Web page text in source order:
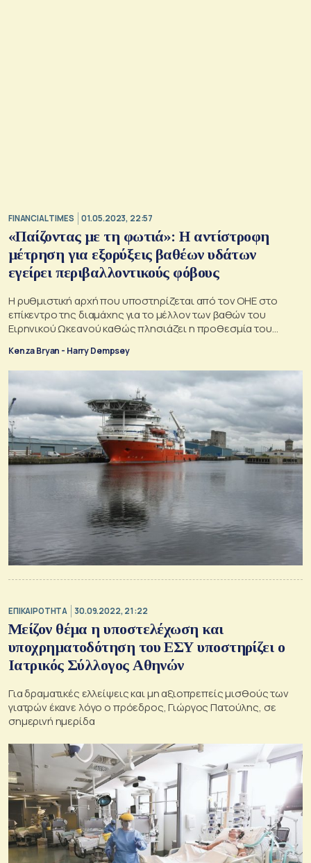
FINANCIAL TIMES 01.05.2023, 22:57
«Παίζοντας με τη φωτιά»: Η αντίστροφη
μέτρηση για εξορύξεις βαθέων υδάτων
εγείρει περιβαλλοντικούς φόβους
Η ρυθμιστική αρχή που υποστηρίζεται από τον ΟΗΕ στο
επίκεντρο της διαμάχης για το μέλλον των βαθών του
Ειρηνικού Ωκεανού καθώς πλησιάζει η προθεσμία του
Kenza Bryan - Harry Dempsey
ΕΠΙΚΑΙΡΟΤΗΤΑ 30.09.2022, 21:22
Μείζον θέμα η υποστελέχωση και
υποχρηματοδότηση του ΕΣΥ υποστηρίζει ο
Ιατρικός Σύλλογος Αθηνών
Για δραματικές ελλείψεις και μη αξιοπρεπείς μισθούς των
γιατρών έκανε λόγο ο πρόεδρος, Γιώργος Πατούλης, σε
σημερινή ημερίδα